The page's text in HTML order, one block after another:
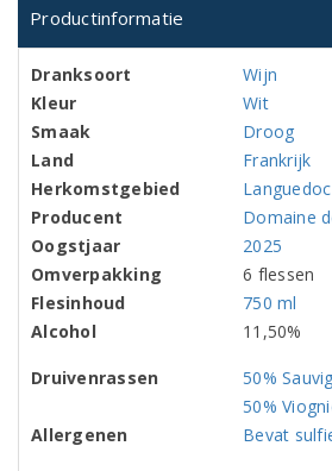
Productinformatie
Dranksoort
Wijn
Kleur
Wit
Smaak
Droog
Land
Frankrijk
Herkomstgebied
Languedoc
Producent
Domaine
Oogstjaar
2025
Omverpakking
6 flessen
Flesinhoud
750 ml
Alcohol
11,50%
Druivenrassen
50%
50%
Allergenen
Bevat